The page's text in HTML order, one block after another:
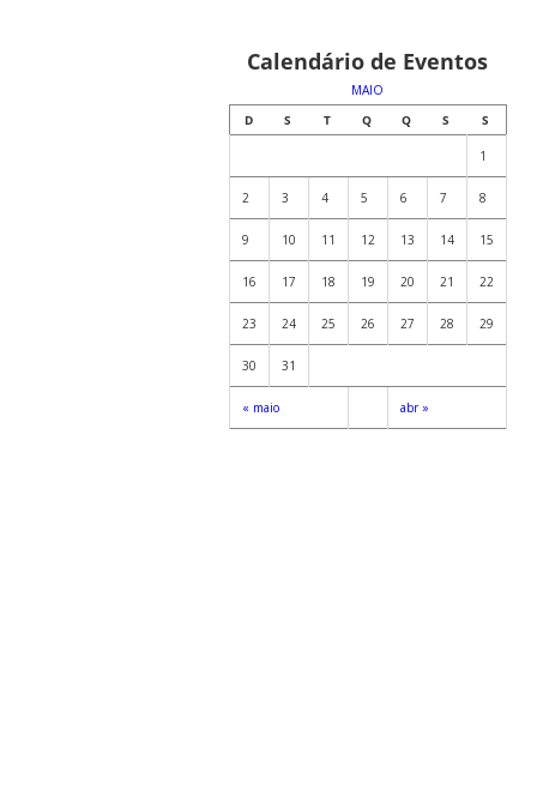
Calendário de Eventos
MAIO
D
S T Q Q S S
« maio abr »
1
2 3 4 5 6 7 8
9 10 11 12 13 14 15
16 17 18 19 20 21 22
23 24 25 26 27 28 29
30 31